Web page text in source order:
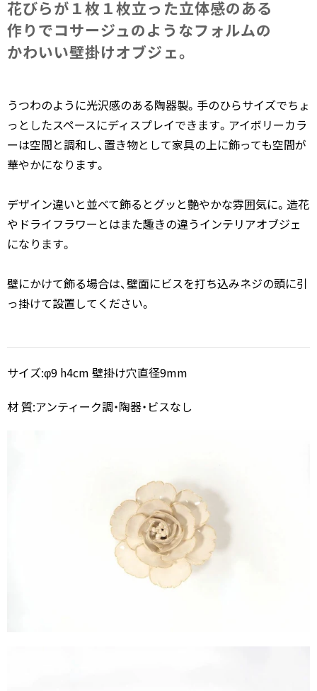
花びらが​１枚１枚立った立体感の​ある​
作りで​コサージュのような​フォルムの​
かわいい壁掛けオブジェ。
うつわのように光沢感のある陶器製。手のひらサイズでちょ
っとしたスペースにディスプレイできます。アイボリーカラ
ーは空間と調和し、置き物として家具の上に飾っても空間が
華やかになります。
デザイン違いと並べて飾るとグッと艶やかな雰囲気に。造花
やドライフラワーとはまた趣きの違うインテリアオブジェ
になります。
壁にかけて飾る場合は、壁面にビスを打ち込みネジの頭に引
っ掛けて設置してください。
サイズ:φ9 h4cm 壁掛け穴直径9mm
材 質:アンティーク調・陶器・ビスなし